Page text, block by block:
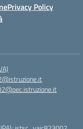
Privacy Policy